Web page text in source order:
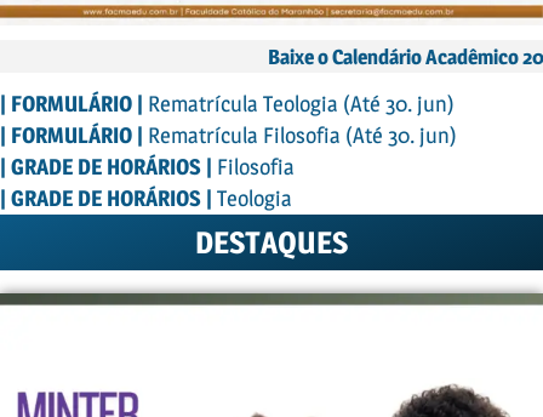
Baixe o Calendário Acadêmico
| FORMULÁRIO | Rematrícula Teologia (Até 30. jun)
| FORMULÁRIO | Rematrícula Filosofia (Até 30. jun)
| GRADE DE HORÁRIOS | Filosofia
| GRADE DE HORÁRIOS | Teologia
DESTAQUES